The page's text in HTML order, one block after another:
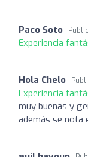
Paco Soto
Experiencia
Hola Chelo
Experiencia
muy buenas y
además se nota